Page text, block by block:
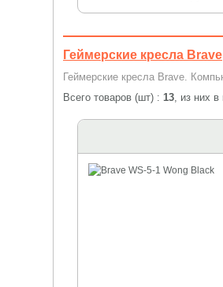
Геймерские кресла Brave
Геймерские кресла Brave.
Всего товаров (шт) : 13, из них в